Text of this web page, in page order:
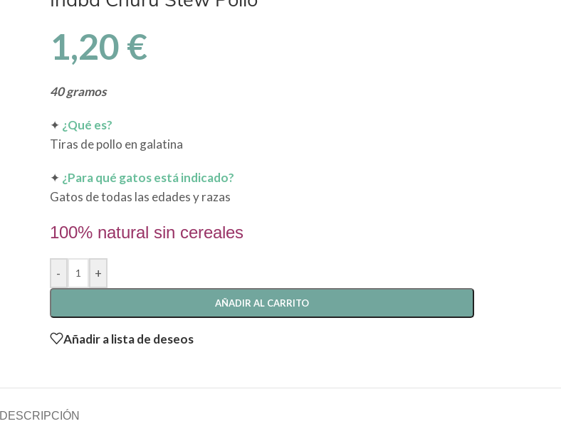
1,20 €
40 gramos
✦ ¿Qué es?
Tiras de pollo en galatina
✦ ¿Para qué gatos está indicado?
Gatos de todas las edades y razas
100% natural sin cereales
- +
AÑADIR AL CARRITO
Añadir a lista de deseos
DESCRIPCIÓN